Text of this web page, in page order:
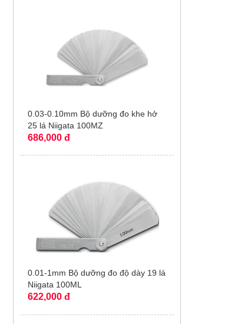
0.03-0.10mm Bộ dưỡng đo khe hở
25 lá Niigata 100MZ
686,000 đ
0.01-1mm Bộ dưỡng đo độ dày 19 lá
Niigata 100ML
622,000 đ